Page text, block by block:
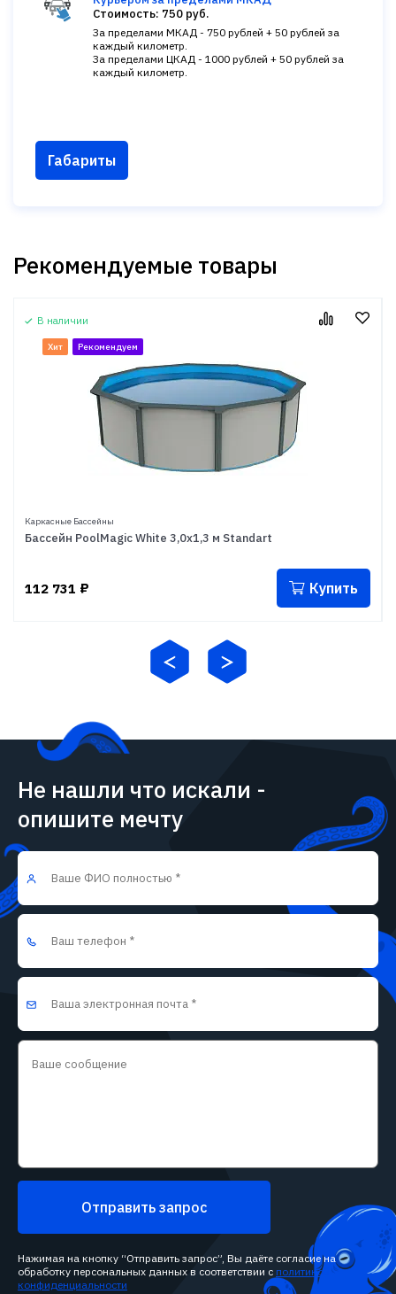
Стоимость: 750 руб.
За пределами МКАД - 750 рублей + 50 рублей за
каждый километр.
За пределами ЦКАД - 1000 рублей + 50 рублей за
каждый километр.
Габариты
Рекомендуемые товары
В наличии
Хит Рекомендуем
Каркасные Бассейны
Бассейн PoolMagic White 3,0x1,3 м Standart
112 731 ₽ Купить
Не нашли что искали -
опишите мечту
Отправить запрос
Нажимая на кнопку “Отправить запрос”, Вы даёте согласие на
обработку персональных данных в соответствии с политикой
конфиденциальности